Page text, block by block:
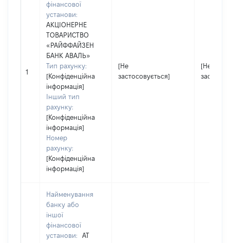
1
фінансової
установи:
АКЦІОНЕРНЕ
ТОВАРИСТВО
«РАЙФФАЙЗЕН
БАНК АВАЛЬ»
Тип рахунку:
[Конфіденційна
інформація]
Інший тип
рахунку:
[Конфіденційна
інформація]
Номер
рахунку:
[Конфіденційна
інформація]
[Не
застосовується]
[Не
Найменування
банку або
іншої
фінансової
установи:
АТ